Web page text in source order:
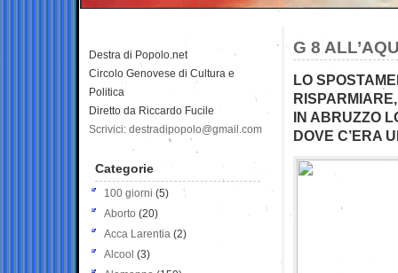
G 8
LO
IN ABRUZZO
DOVE C’ERA
Destra di Popolo.net
Circolo Genovese di Cultura e
Politica
Diretto da Riccardo Fucile
Scrivici: destradipopolo@gmail.com
Categorie
100 giorni (5)
Aborto (20)
Acca Larentia (2)
Alcool (3)